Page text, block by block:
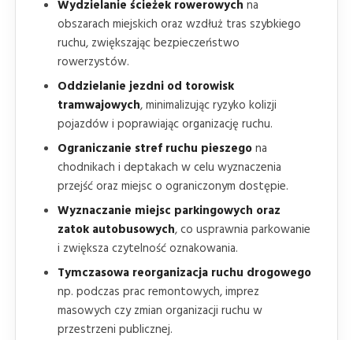
Wydzielanie ścieżek rowerowych na
obszarach miejskich oraz wzdłuż tras szybkiego
ruchu, zwiększając bezpieczeństwo
rowerzystów.
Oddzielanie jezdni od torowisk
tramwajowych, minimalizując ryzyko kolizji
pojazdów i poprawiając organizację ruchu.
Ograniczanie stref ruchu pieszegona
chodnikach i deptakach w celu wyznaczenia
przejść oraz miejsc o ograniczonym dostępie.
Wyznaczanie miejsc parkingowych oraz
zatok autobusowych, co usprawnia parkowanie
i zwiększa czytelność oznakowania.
Tymczasowa reorganizacja ruchu drogowego
np. podczas prac remontowych, imprez
masowych czy zmian organizacji ruchu w
przestrzeni publicznej.